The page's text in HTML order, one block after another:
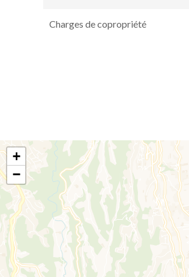
Charges de copropriété
+
−